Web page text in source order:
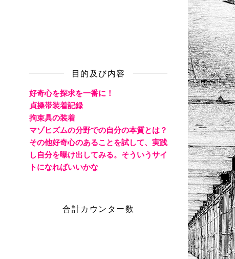
目的及び内容
好奇心を探求を一番に！
貞操帯装着記録
拘束具の装着
マゾヒズムの分野での自分の本質とは？
その他好奇心のあることを試して、実践
し自分を曝け出してみる。そういうサイ
トになればいいかな
合計カウンター数